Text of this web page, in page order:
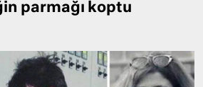
parmağı koptu